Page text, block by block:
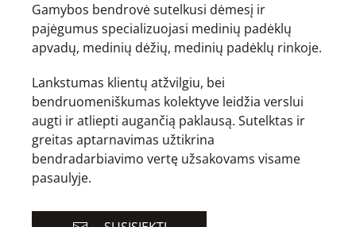
Gamybos bendrovė sutelkusi dėmesį ir
pajėgumus specializuojasi medinių padėklų
apvadų, medinių dėžių, medinių padėklų rinkoje.
Lankstumas klientų atžvilgiu, bei
bendruomeniškumas kolektyve leidžia verslui
augti ir atliepti augančią paklausą. Sutelktas ir
greitas aptarnavimas užtikrina
bendradarbiavimo vertę užsakovams visame
pasaulyje.